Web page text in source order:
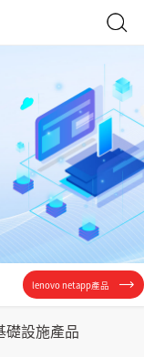
lenovo netapp產品
設施產品